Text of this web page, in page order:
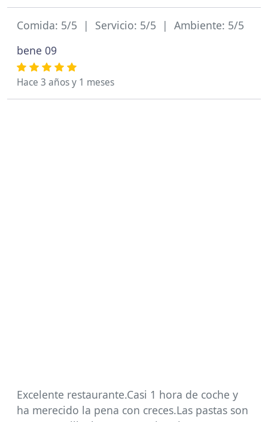
Comida: 5/5 | Servicio: 5/5 | Ambiente: 5/5
bene 09
Hace 3 años y 1 meses
Excelente restaurante.Casi 1 hora de coche y
ha merecido la pena con creces.Las pastas son